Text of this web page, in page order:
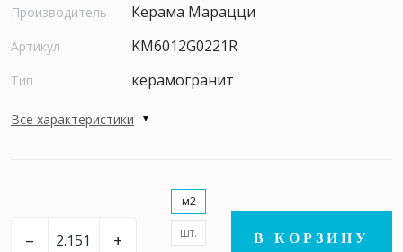
Производитель Керама Марацци
Артикул KM6012G0221R
Тип керамогранит
Все характеристики
– +
м2
шт. В КОРЗИНУ